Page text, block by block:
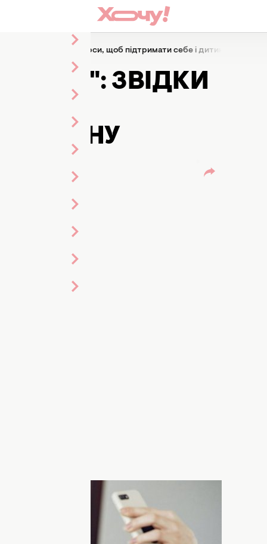
звідки черпати ресурси, щоб підтримати себе і дитину
РУЧКИ": ЗВІДКИ
ЩОБ
ДИТИНУ